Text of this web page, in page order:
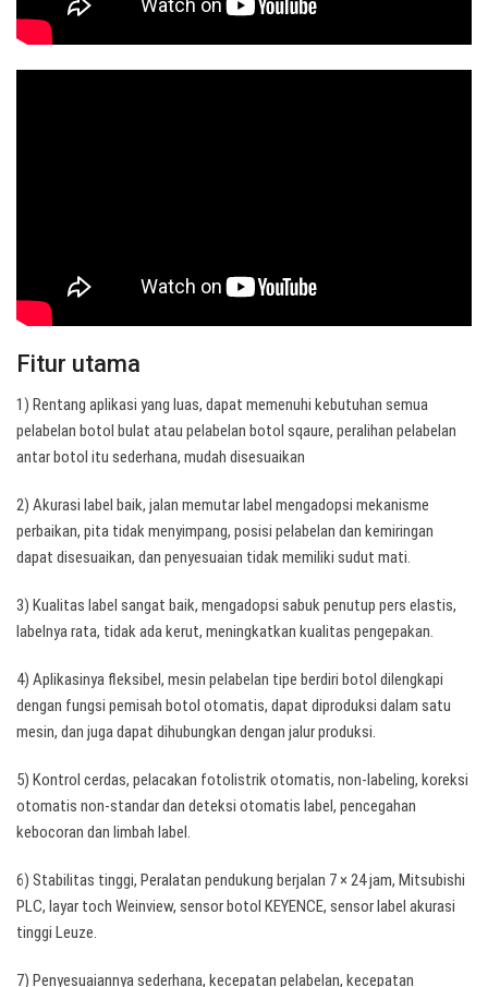
Fitur utama
1) Rentang aplikasi yang luas, dapat memenuhi kebutuhan semua
pelabelan botol bulat atau pelabelan botol sqaure, peralihan pelabelan
antar botol itu sederhana, mudah disesuaikan
2) Akurasi label baik, jalan memutar label mengadopsi mekanisme
perbaikan, pita tidak menyimpang, posisi pelabelan dan kemiringan
dapat disesuaikan, dan penyesuaian tidak memiliki sudut mati.
3) Kualitas label sangat baik, mengadopsi sabuk penutup pers elastis,
labelnya rata, tidak ada kerut, meningkatkan kualitas pengepakan.
4) Aplikasinya fleksibel, mesin pelabelan tipe berdiri botol dilengkapi
dengan fungsi pemisah botol otomatis, dapat diproduksi dalam satu
mesin, dan juga dapat dihubungkan dengan jalur produksi.
5) Kontrol cerdas, pelacakan fotolistrik otomatis, non-labeling, koreksi
otomatis non-standar dan deteksi otomatis label, pencegahan
kebocoran dan limbah label.
6) Stabilitas tinggi, Peralatan pendukung berjalan 7 × 24 jam, Mitsubishi
PLC, layar toch Weinview, sensor botol KEYENCE, sensor label akurasi
tinggi Leuze.
7) Penyesuaiannya sederhana, kecepatan pelabelan, kecepatan